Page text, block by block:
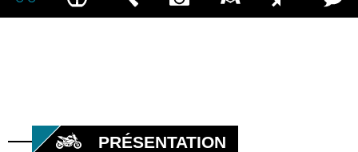
PRÉSENTATION